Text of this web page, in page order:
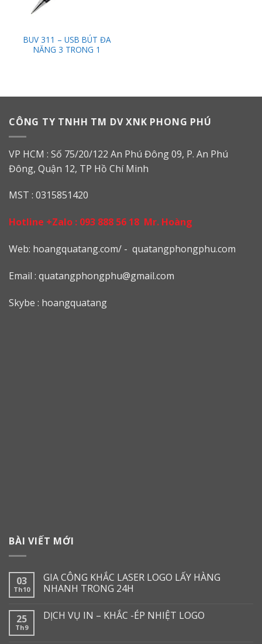
BUV 311 – USB BÚT ĐA
NĂNG 3 TRONG 1
CÔNG TY TNHH TM DV XNK PHONG PHÚ
VP HCM : Số 75/20/122 An Phú Đông 09, P. An Phú
Đông, Quận 12, TP Hồ Chí Minh
MST : 0315851420
Hotline +Zalo : 093 888 56 18 Mr. Hoàng
Web: hoangquatang.com/ - quatangphongphu.com
Email : quatangphongphu@gmail.com
Skybe : hoangquatang
BÀI VIẾT MỚI
03
Th10
GIA CÔNG KHẮC LASER LOGO LẤY HÀNG
NHANH TRONG 24H
25
Th9
DỊCH VỤ IN – KHẮC -ÉP NHIỆT LOGO